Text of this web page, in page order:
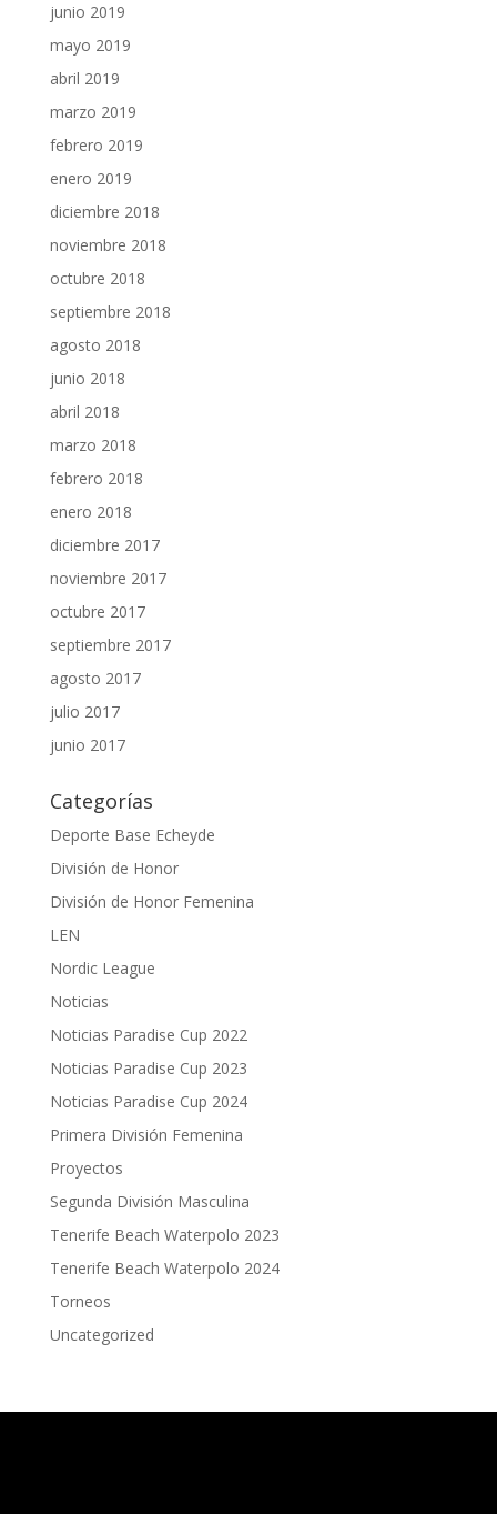
junio 2019
mayo 2019
abril 2019
marzo 2019
febrero 2019
enero 2019
diciembre 2018
noviembre 2018
octubre 2018
septiembre 2018
agosto 2018
junio 2018
abril 2018
marzo 2018
febrero 2018
enero 2018
diciembre 2017
noviembre 2017
octubre 2017
septiembre 2017
agosto 2017
julio 2017
junio 2017
Categorías
Deporte Base Echeyde
División de Honor
División de Honor Femenina
LEN
Nordic League
Noticias
Noticias Paradise Cup 2022
Noticias Paradise Cup 2023
Noticias Paradise Cup 2024
Primera División Femenina
Proyectos
Segunda División Masculina
Tenerife Beach Waterpolo 2023
Tenerife Beach Waterpolo 2024
Torneos
Uncategorized